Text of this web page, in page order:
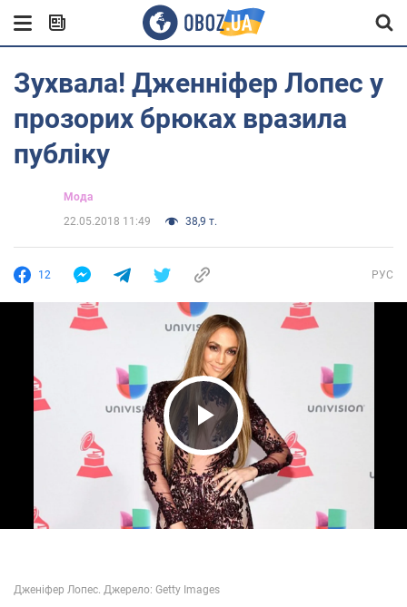
Зухвала! Дженніфер Лопес у
прозорих брюках вразила
публіку
Мода
22.05.2018 11:49
38,9 т.
12 РУС
Play Video